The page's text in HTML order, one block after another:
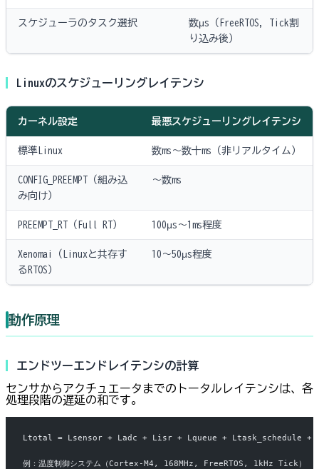
スケジューラのタスク選択
数μs（FreeRTOS, Tick割
り込み後）
Linuxのスケジューリングレイテンシ
カーネル設定 最悪スケジューリングレイテンシ
標準Linux 数ms〜数十ms（非リアルタイム）
CONFIG_PREEMPT（組み込
み向け）
〜数ms
PREEMPT_RT（Full RT） 100μs〜1ms程度
Xenomai（Linuxと共存す
るRTOS）
10〜50μs程度
動作原理
エンドツーエンドレイテンシの計算
センサからアクチュエータまでのトータルレイテンシは、各
処理段階の遅延の和です。
Ltotal = Lsensor + Ladc + Lisr + Lqueue + Ltask_schedule +
例：温度制御システム（Cortex-M4, 168MHz, FreeRTOS, 1kHz Tick）